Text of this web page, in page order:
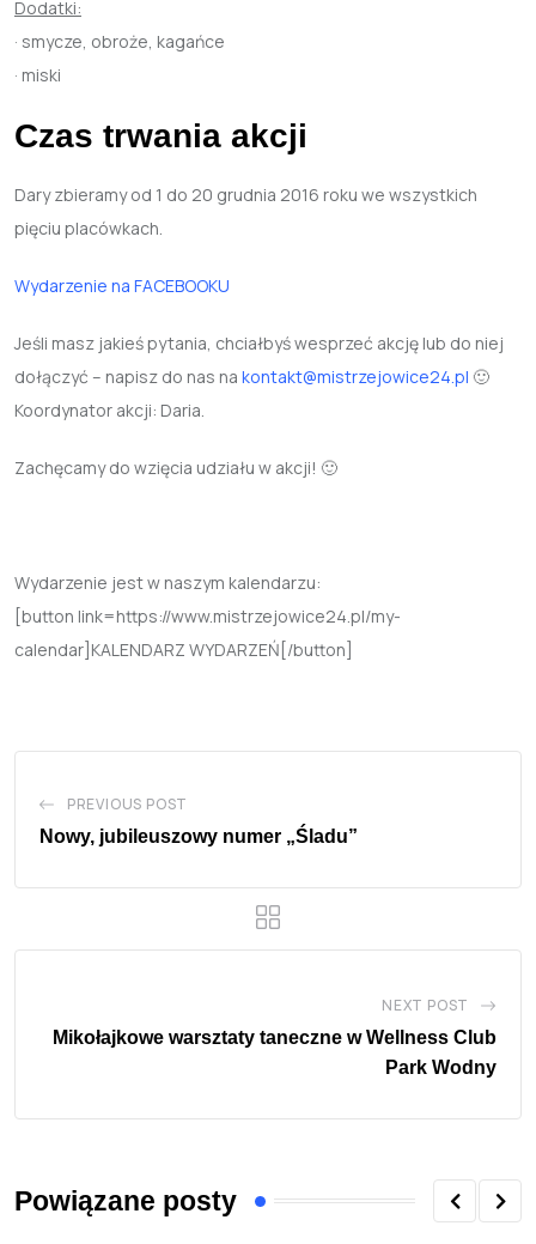
Dodatki:
· smycze, obroże, kagańce
· miski
Czas trwania akcji
Dary zbieramy od 1 do 20 grudnia 2016 roku we wszystkich
pięciu placówkach.
Wydarzenie na FACEBOOKU
Jeśli masz jakieś pytania, chciałbyś wesprzeć akcję lub do niej
dołączyć – napisz do nas na kontakt@mistrzejowice24.pl 🙂
Koordynator akcji: Daria.
Zachęcamy do wzięcia udziału w akcji! 🙂
Wydarzenie jest w naszym kalendarzu:
[button link=https://www.mistrzejowice24.pl/my-
calendar]KALENDARZ WYDARZEŃ[/button]
PREVIOUS POST
Nowy, jubileuszowy numer „Śladu”
NEXT POST
Mikołajkowe warsztaty taneczne w Wellness Club
Park Wodny
Powiązane posty